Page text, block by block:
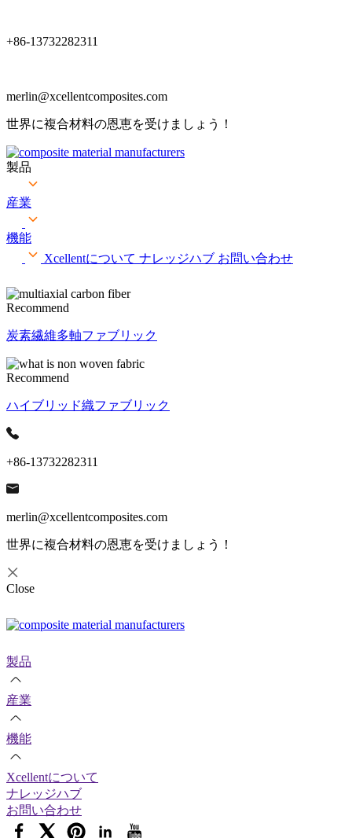
+86-13732282311
merlin@xcellentcomposites.com
世界に複合材料の恩恵を受けましょう！
製品
産業
機能
Xcellentについて ナレッジハブ お問い合わせ
Recommend
炭素繊維多軸ファブリック
Recommend
ハイブリッド織ファブリック
+86-13732282311
merlin@xcellentcomposites.com
世界に複合材料の恩恵を受けましょう！
Close
製品
産業
機能
Xcellentについて
ナレッジハブ
お問い合わせ